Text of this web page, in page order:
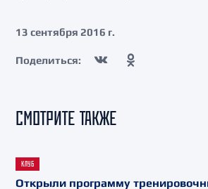
13 сентября 2016 г.
Поделиться:
СМОТРИТЕ ТАКЖЕ
КЛУБ
Открыли программу